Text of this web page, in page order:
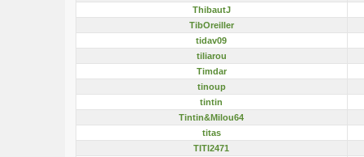
ThibautJ
TibOreiller
tidav09
tiliarou
Timdar
tinoup
tintin
Tintin&Milou64
titas
TITI2471